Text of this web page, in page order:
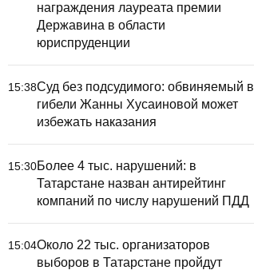
награждения лауреата премии
Державина в области
юриспруденции
15:38Суд без подсудимого: обвиняемый в
гибели Жанны Хусаиновой может
избежать наказания
15:30Более 4 тыс. нарушений: в
Татарстане назван антирейтинг
компаний по числу нарушений ПДД
15:04Около 22 тыс. организаторов
выборов в Татарстане пройдут